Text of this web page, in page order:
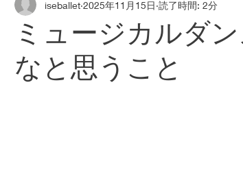
ミュージカルダ
なと思うこと
iseballet 2025年11月15日 読了時間: 2分